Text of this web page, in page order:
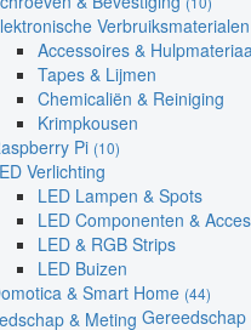
Verbruiksmaterialen
Accessoires &
Tapes & Lijmen
Chemicaliën & Reiniging
Krimpkousen
Pi (10)
Verlichting
LED Lampen & Spots
LED Componenten &
LED & RGB Strips
LED Buizen
& Smart Home (44)
Gereedschap